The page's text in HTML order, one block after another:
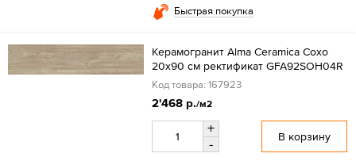
Быстрая покупка
Керамогранит Alma Ceramica Сохо
20x90 см ректификат GFA92SOH04R
Код товара: 167923
2'468 р./м2
+
-
В корзину